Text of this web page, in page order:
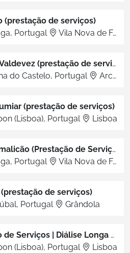
(prestação de serviços)
Portugal Vila Nova de Famalicão
Enfermeiro Arcos de Valdevez (prestação de serviços)
do Castelo, Portugal Arcos de Valdevez
(prestação de serviços)
(Lisboa), Portugal Lisboa
Médico Residente Famalicão (Prestação de Serviços)
Portugal Vila Nova de Famalicão
de serviços)
Portugal Grândola
Enfermeiro Prestação de Serviços | Diálise Longa Noturna | Lisboa - Lumiar
(Lisboa), Portugal Lisboa